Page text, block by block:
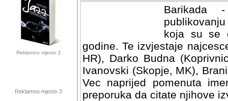
Reklamno mjesto 2
Reklamno mjesto 3
Barikada
koja su se
godine. Te izvjestaje
HR), Darko Budna
Ivanovski (Skopje, MK),
Vec naprijed pomenuta
preporuka da citate njihove